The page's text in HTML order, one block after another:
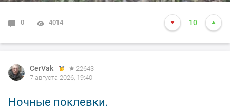
0 4014 10
CerVak
22643
7 августа 2026, 19:40
Ночные поклевки.